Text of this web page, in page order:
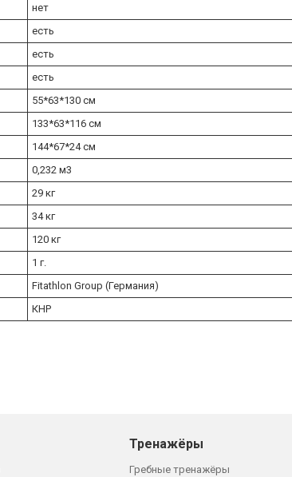
нет
есть
есть
есть
55*63*130 см
133*63*116 см
144*67*24 см
0,232 м3
29 кг
34 кг
120 кг
1 г.
Fitathlon Group (Германия)
КНР
Тренажёры
Гребные тренажёры